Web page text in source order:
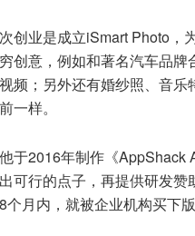
创业是成立iSmart Photo，
创意，例如和著名汽车品
频；另外还有婚纱照、音
一样。
于2016年制作《AppShack
可行的点子，再提供研发
个月内，就被企业机构买下